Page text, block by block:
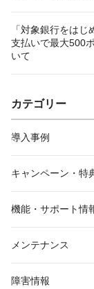
「対象銀行をは
支払いで最大500
いて
カテゴリー
導入事例
キャンペーン・特
機能・サポート情
メンテナンス
障害情報